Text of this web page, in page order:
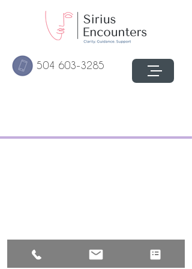
504 603-3285